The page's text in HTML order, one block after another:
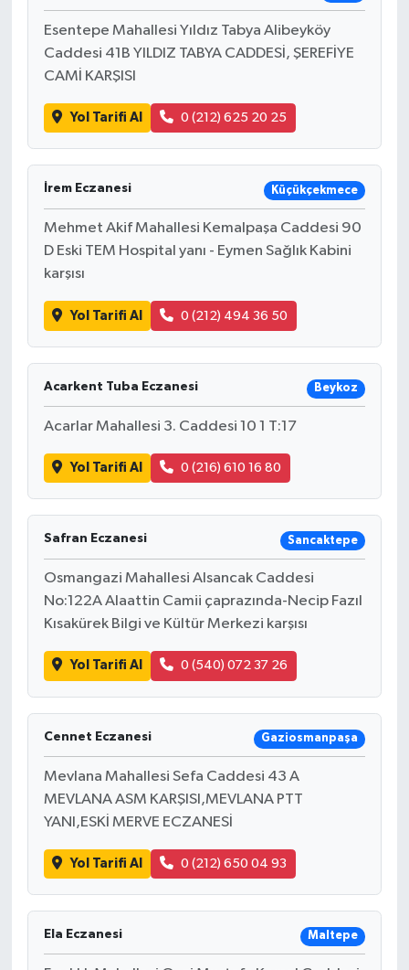
Esentepe Mahallesi Yıldız Tabya Alibeyköy
Caddesi 41B YILDIZ TABYA CADDESİ, ŞEREFİYE
CAMİ KARŞISI
Yol Tarifi Al 0 (212) 625 20 25
İrem Eczanesi Küçükçekmece
Mehmet Akif Mahallesi Kemalpaşa Caddesi 90
D Eski TEM Hospital yanı - Eymen Sağlık Kabini
karşısı
Yol Tarifi Al 0 (212) 494 36 50
Acarkent Tuba Eczanesi Beykoz
Acarlar Mahallesi 3. Caddesi 10 1 T:17
Yol Tarifi Al 0 (216) 610 16 80
Safran Eczanesi Sancaktepe
Osmangazi Mahallesi Alsancak Caddesi
No:122A Alaattin Camii çaprazında-Necip Fazıl
Kısakürek Bilgi ve Kültür Merkezi karşısı
Yol Tarifi Al 0 (540) 072 37 26
Cennet Eczanesi Gaziosmanpaşa
Mevlana Mahallesi Sefa Caddesi 43 A
MEVLANA ASM KARŞISI,MEVLANA PTT
YANI,ESKİ MERVE ECZANESİ
Yol Tarifi Al 0 (212) 650 04 93
Ela Eczanesi Maltepe